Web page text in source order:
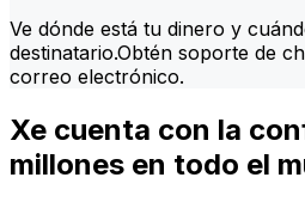
Ve dónde está tu dinero y
destinatario.Obtén soporte de
correo electrónico.
Xe cuenta con la
millones en todo el